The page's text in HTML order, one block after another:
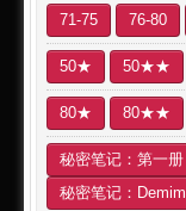
71-75 76-80
50★ 50★★
80★ 80★★
秘密笔记：第一册
秘密笔记：